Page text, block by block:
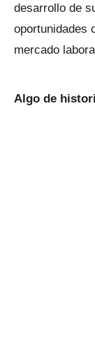
desarrollo de
oportunidades
mercado
Algo de